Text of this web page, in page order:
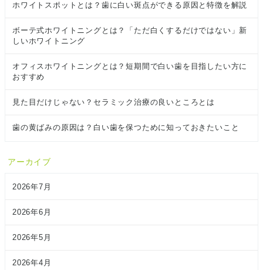
ホワイトスポットとは？歯に白い斑点ができる原因と特徴を解説
ボーテ式ホワイトニングとは？「ただ白くするだけではない」新
しいホワイトニング
オフィスホワイトニングとは？短期間で白い歯を目指したい方に
おすすめ
見た目だけじゃない？セラミック治療の良いところとは
歯の黄ばみの原因は？白い歯を保つために知っておきたいこと
アーカイブ
2026年7月
2026年6月
2026年5月
2026年4月